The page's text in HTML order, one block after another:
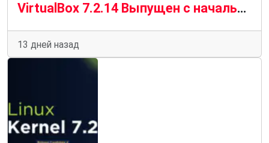
VirtualBox 7.2.14 Выпущен с начальной поддержкой ядра Linux 7.2
13 дней назад